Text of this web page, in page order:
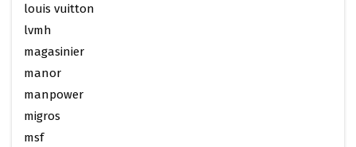
louis vuitton
lvmh
magasinier
manor
manpower
migros
msf